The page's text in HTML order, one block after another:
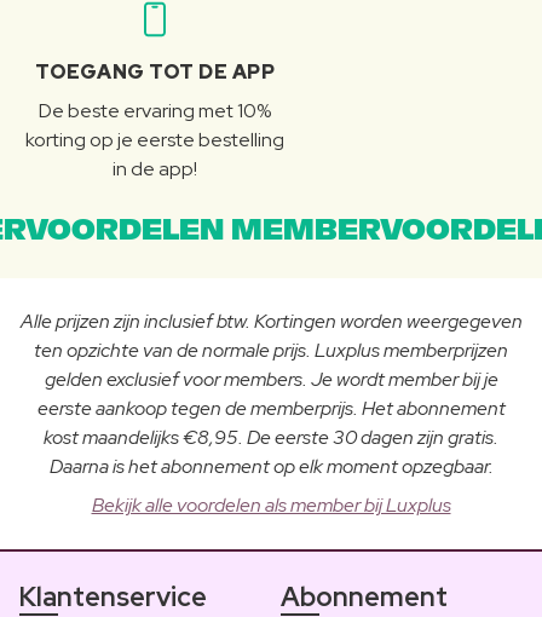
TOEGANG TOT DE APP
De beste ervaring met 10%
korting op je eerste bestelling
in de app!
Alle prijzen zijn inclusief btw. Kortingen worden weergegeven
ten opzichte van de normale prijs. Luxplus memberprijzen
gelden exclusief voor members. Je wordt member bij je
eerste aankoop tegen de memberprijs. Het abonnement
kost maandelijks €8,95. De eerste 30 dagen zijn gratis.
Daarna is het abonnement op elk moment opzegbaar.
Bekijk alle voordelen als member bij Luxplus
Klantenservice Abonnement